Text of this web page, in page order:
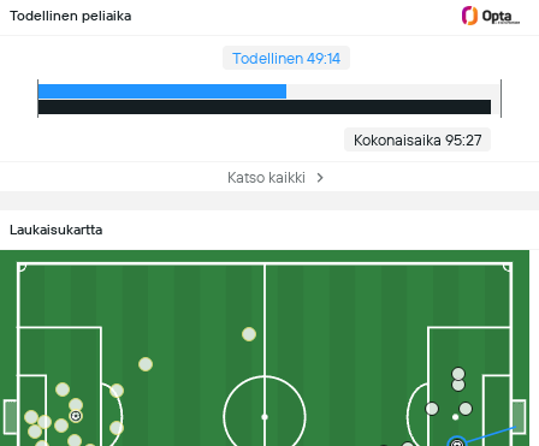
Todellinen peliaika
Todellinen 49:14
Kokonaisaika 95:27
Katso kaikki
Laukaisukartta